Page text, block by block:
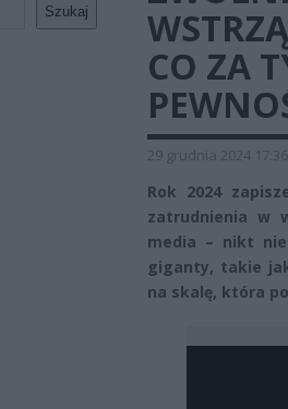
Szukaj
CO ZA
29 grudnia 2024 17:36
Rok 2024
zatrudnienia w
media – nikt nie
giganty, takie
na skalę, która